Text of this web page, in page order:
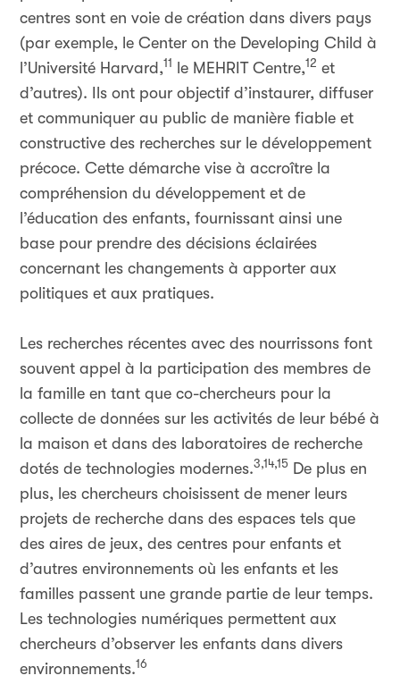
centres sont en voie de création dans divers pays
(par exemple, le Center on the Developing Child à
l’Université Harvard,11 le MEHRIT Centre,12 et
d’autres). Ils ont pour objectif d’instaurer, diffuser
et communiquer au public de manière fiable et
constructive des recherches sur le développement
précoce. Cette démarche vise à accroître la
compréhension du développement et de
l’éducation des enfants, fournissant ainsi une
base pour prendre des décisions éclairées
concernant les changements à apporter aux
politiques et aux pratiques.
Les recherches récentes avec des nourrissons font
souvent appel à la participation des membres de
la famille en tant que co-chercheurs pour la
collecte de données sur les activités de leur bébé à
la maison et dans des laboratoires de recherche
dotés de technologies modernes.3,14,15 De plus en
plus, les chercheurs choisissent de mener leurs
projets de recherche dans des espaces tels que
des aires de jeux, des centres pour enfants et
d’autres environnements où les enfants et les
familles passent une grande partie de leur temps.
Les technologies numériques permettent aux
chercheurs d’observer les enfants dans divers
environnements.16